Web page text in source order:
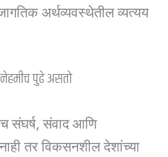
अर्थव्यवस्थेतील व्यत्यय
पुढे असतो
संघर्ष, संवाद आणि
नाही तर विकसनशील देशांच्या